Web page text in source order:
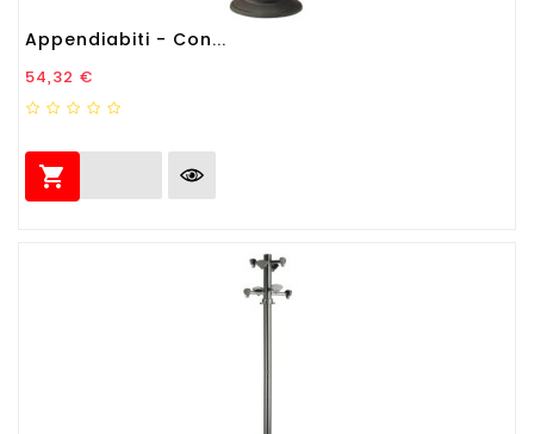
Appendiabiti - Con...
Prezzo
54,32 €
